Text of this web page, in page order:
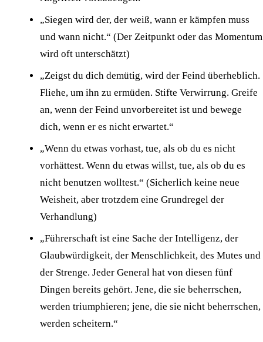
„Siegen wird der, der weiß, wann er kämpfen muss
und wann nicht.“ (Der Zeitpunkt oder das Momentum
wird oft unterschätzt)
„Zeigst du dich demütig, wird der Feind überheblich.
Fliehe, um ihn zu ermüden. Stifte Verwirrung. Greife
an, wenn der Feind unvorbereitet ist und bewege
dich, wenn er es nicht erwartet.“
„Wenn du etwas vorhast, tue, als ob du es nicht
vorhättest. Wenn du etwas willst, tue, als ob du es
nicht benutzen wolltest.“ (Sicherlich keine neue
Weisheit, aber trotzdem eine Grundregel der
Verhandlung)
„Führerschaft ist eine Sache der Intelligenz, der
Glaubwürdigkeit, der Menschlichkeit, des Mutes und
der Strenge. Jeder General hat von diesen fünf
Dingen bereits gehört. Jene, die sie beherrschen,
werden triumphieren; jene, die sie nicht beherrschen,
werden scheitern.“